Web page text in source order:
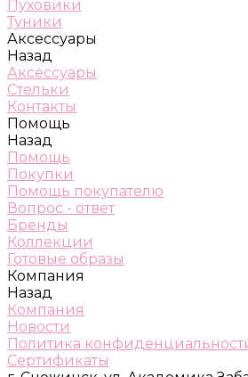
Пуховики
Туники
Аксессуары
Назад
Аксессуары
Стельки
Контакты
Помощь
Назад
Помощь
Покупки
Помощь покупателю
Вопрос - ответ
Бренды
Коллекции
Готовые образы
Компания
Назад
Компания
Новости
Политика
Сертификаты